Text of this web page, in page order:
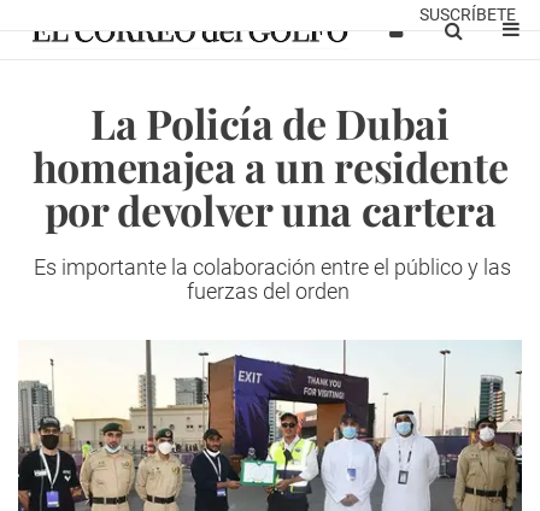
SUSCRÍBETE
La Policía de Dubai
homenajea a un residente
por devolver una cartera
Es importante la colaboración entre el público y las
fuerzas del orden